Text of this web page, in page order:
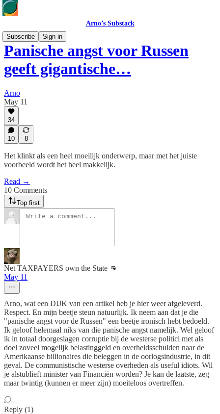
Arno’s Substack
Subscribe
Sign in
Panische angst voor Russen
geeft gigantische…
Arno
May 11
34
10 8
Het klinkt als een heel moeilijk onderwerp, maar met het juiste
voorbeeld wordt het heel makkelijk.
Read →
10 Comments
Top first
Net TAXPAYERS own the State 👊
May 11
Arno, wat een DIJK van een artikel heb je hier weer afgeleverd.
Respect. En mijn beetje steun natuurlijk. Ik neem aan dat je die
"panische angst voor de Russen" een beetje ironisch hebt bedoeld.
Ik geloof helemaal niks van die panische angst namelijk. Wel geloof
ik in totaal doorgeslagen corruptie bij de westerse politici met als
doel zoveel mogelijk belastinggeld en overheidsschulden naar de
Amerikaanse billionaires die beleggen in de oorlogsindustrie, in dit
geval. De communistische westerse overheden als useful idiots. Wil
je alstublieft minister van Financiën worden? Je kan de laatste, zeg
maar twintig (kunnen er meer zijn) moeiteloos overtreffen.
Reply (1)